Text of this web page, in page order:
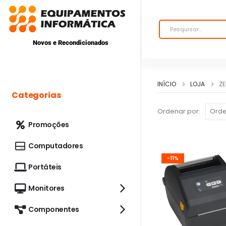
Novos e Recondicionados
INÍCIO LOJA
Ordenar por:
-11%
Categorias
Promoções
Computadores
Portáteis
Monitores
Componentes